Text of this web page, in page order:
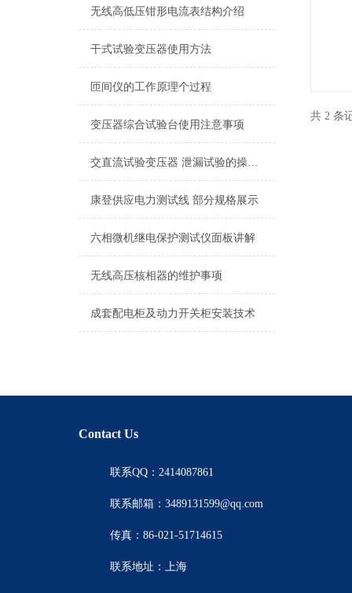
无线高低压钳形电流表结构介绍
干式试验变压器使用方法
匝间仪的工作原理个过程
变压器综合试验台使用注意事项
交直流试验变压器 泄漏试验的操作及注意事项
康登供应电力测试线 部分规格展示
六相微机继电保护测试仪面板讲解
无线高压核相器的维护事项
成套配电柜及动力开关柜安装技术
共 2 条
Contact Us
联系QQ：2414087861
联系邮箱：3489131599@qq.com
传真：86-021-51714615
联系地址：上海